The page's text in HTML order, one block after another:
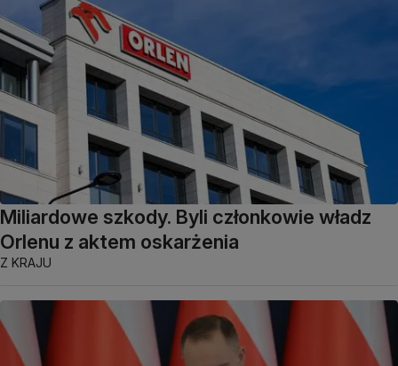
Miliardowe szkody. Byli członkowie władz
Orlenu z aktem oskarżenia
Z KRAJU